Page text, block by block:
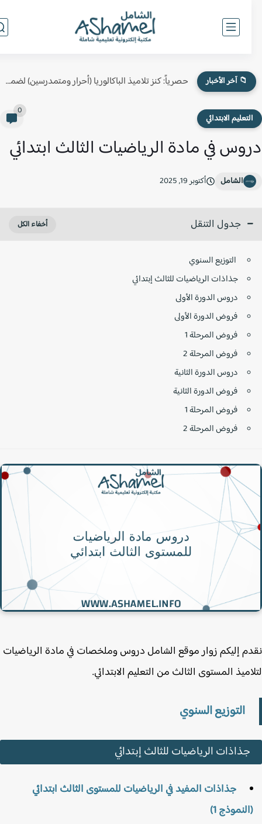
📁 آخر الأخبار حصرياً: كنز تلاميذ الباكالوريا (أحرار ومتمدرسين) لضمان النقطة الكاملة في...
الابتدائي
في مادة الرياضيات الثالث ابتدائي
الشامل أكتوبر 19, 2025
جدول التنقل
التوزيع السنوي
جذاذات الرياضيات للثالث إبتدائي
دروس الدورة الأولى
فروض الدورة الأولى
فروض المرحلة 1
فروض المرحلة 2
دروس الدورة الثانية
فروض الدورة الثانية
فروض المرحلة 1
فروض المرحلة 2
إليكم زوار موقع الشامل دروس وملخصات في مادة الرياضيات
المستوى الثالث من التعليم الابتدائي.
التوزيع السنوي
جذاذات الرياضيات للثالث إبتدائي
جذاذات المفيد في الرياضيات للمستوى الثالث ابتدائي
1)